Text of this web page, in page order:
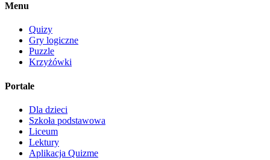
Menu
Quizy
Gry logiczne
Puzzle
Krzyżówki
Portale
Dla dzieci
Szkoła podstawowa
Liceum
Lektury
Aplikacja Quizme